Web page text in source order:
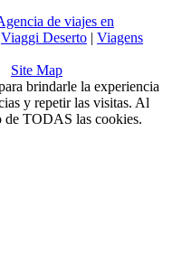
de viajes en
Viaggi Deserto | Viagens
Site Map
brindarle la experiencia
y repetir las visitas. Al
de TODAS las cookies.